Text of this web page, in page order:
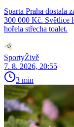
Sparta Praha dostala
300 000 Kč. Světlice
hořela střecha toalet.
SportyŽivě
7. 8. 2026, 20:55
3 min